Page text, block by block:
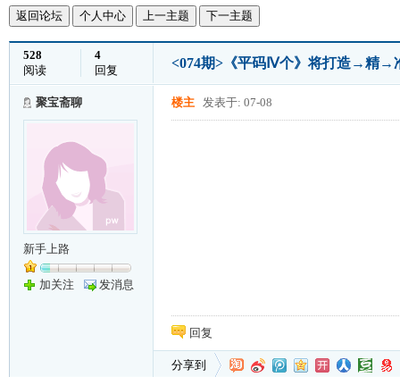
返回论坛 个人中心 上一主题 下一主题
528
阅读
4
回复
<074期>《平码Ⅳ个》将打造→
聚宝斋聊
新手上路
加关注 发消息
楼主 发表于: 07-08
回复
分享到